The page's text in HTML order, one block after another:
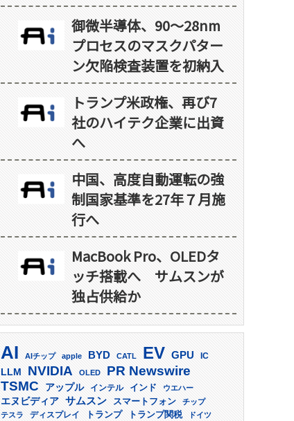
御微半導体、90～28nm
プロセスのマスクパター
ン欠陥検査装置を初納入
トランプ米政権、再び7
社のハイテク企業に出資
へ
中国、高度自動運転の強
制国家基準を27年７月施
行へ
MacBook Pro、OLEDタ
ッチ搭載へ サムスンが
独占供給か
AI AIチップ apple BYD CATL EV GPU IC
LLM NVIDIA OLED PR Newswire
TSMC アップル インテル インド ウエハー
エヌビディア サムスン スマートフォン
チップ
テスラ
ディスプレイ トランプ トランプ関税 ドイツ